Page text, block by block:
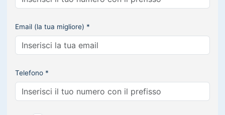
Email (la tua migliore) *
Telefono *